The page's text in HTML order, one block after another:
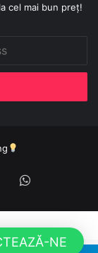
cel mai bun preț!
TikTokWhatsApp
NE